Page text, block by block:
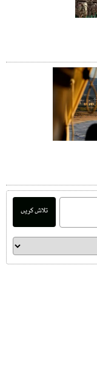
تلاش کریں